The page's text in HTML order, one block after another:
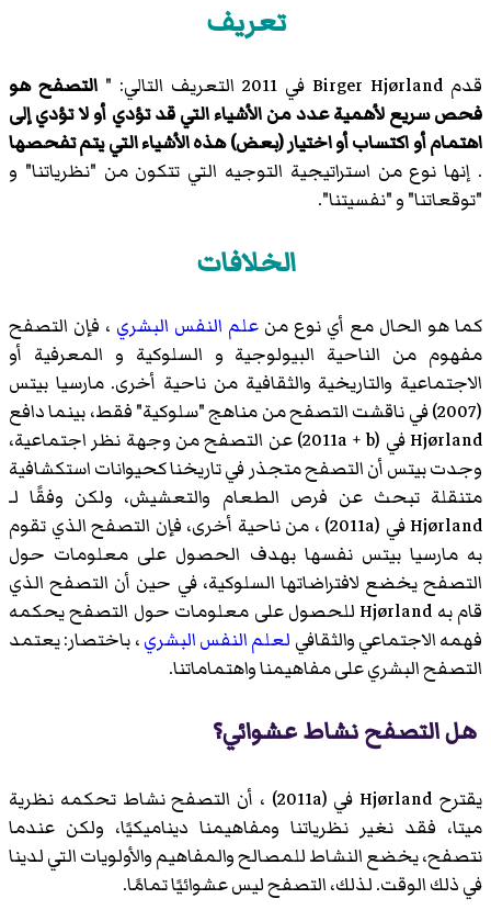
تعريف
قدم Birger Hjørland في 2011 التعريف التالي: "
التصفح هو
فحص سريع لأهمية عدد من الأشياء التي قد تؤدي أو لا تؤدي إلى
اهتمام أو اكتساب أو اختيار (بعض) هذه الأشياء التي يتم تفحصها
. إنها نوع من استراتيجية التوجيه التي تتكون من "نظرياتنا" و
"توقعاتنا" و "نفسيتنا".
الخلافات
كما هو الحال مع أي نوع من علم النفس البشري ، فإن التصفح
مفهوم من الناحية البيولوجية و السلوكية و المعرفية أو
الاجتماعية والتاريخية والثقافية من ناحية أخرى. مارسيا بيتس
(2007) في ناقشت التصفح من مناهج "سلوكية" فقط، بينما دافع
Hjørland في (2011a + b) عن التصفح من وجهة نظر اجتماعية،
وجدت بيتس أن التصفح متجذر في تاريخنا كحيوانات استكشافية
متنقلة تبحث عن فرص الطعام والتعشيش، ولكن وفقًا لـ
Hjørland في (2011a) ، من ناحية أخرى، فإن التصفح الذي تقوم
به مارسيا بيتس نفسها بهدف الحصول على معلومات حول
التصفح يخضع لافتراضاتها السلوكية، في حين أن التصفح الذي
قام به Hjørland للحصول على معلومات حول التصفح يحكمه
فهمه الاجتماعي والثقافي لعلم النفس البشري، باختصار: يعتمد
التصفح البشري على مفاهيمنا واهتماماتنا.
هل التصفح نشاط عشوائي؟
يقترح Hjørland في (2011a) ، أن التصفح نشاط تحكمه نظرية
ميتا، فقد نغير نظرياتنا ومفاهيمنا ديناميكيًا، ولكن عندما
نتصفح، يخضع النشاط للمصالح والمفاهيم والأولويات التي لدينا
في ذلك الوقت. لذلك، التصفح ليس عشوائيًا تمامًا.